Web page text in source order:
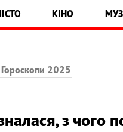
КІНО
Гороскопи 2025
з чого